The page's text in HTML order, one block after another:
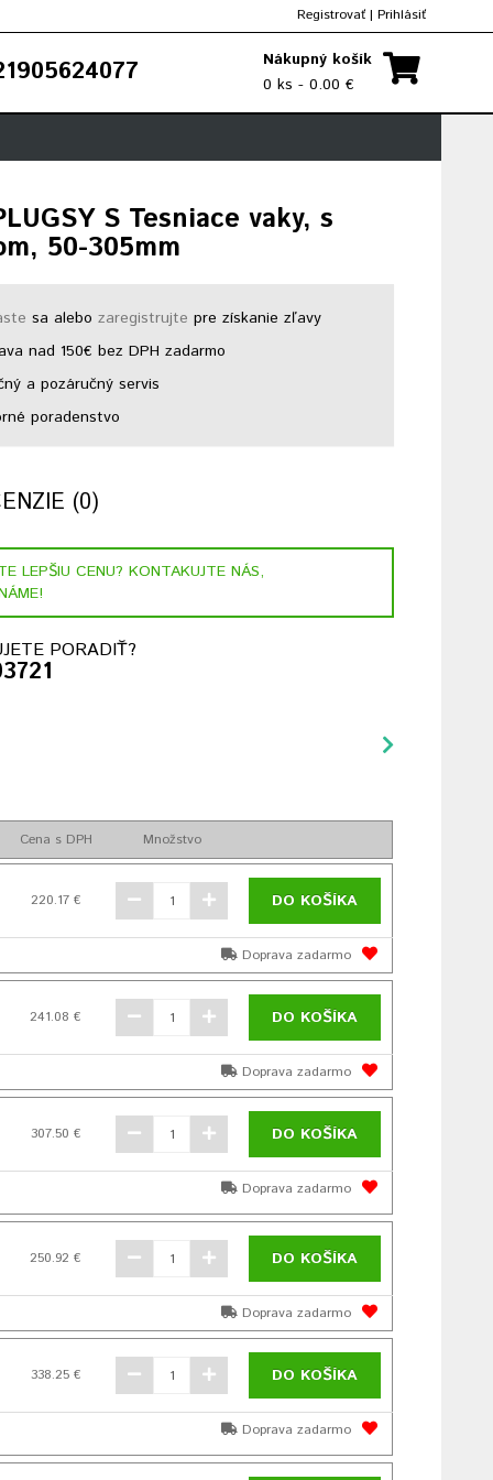
Registrovať | Prihlásiť
Nákupný košík
0 ks - 0.00 €
S Tesniace vaky, s
50-305mm
sa alebozaregistrujte pre získanie zľavy
nad 150€ bez DPH zadarmo
a pozáručný servis
poradenstvo
(0)
LEPŠIU CENU? KONTAKUJTE NÁS,
PORADIŤ?
Cena s DPH Množstvo
220.17 € DO KOŠÍKA
Doprava zadarmo
241.08 € DO KOŠÍKA
Doprava zadarmo
307.50 € DO KOŠÍKA
Doprava zadarmo
250.92 € DO KOŠÍKA
Doprava zadarmo
338.25 € DO KOŠÍKA
Doprava zadarmo